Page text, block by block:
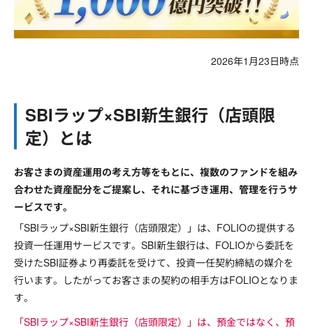
2026年1月23日時点
SBIラップ×SBI新生銀行（店頭限
定）とは
お客さまの資産運用の考え方等をもとに、複数のファンドを組み
合わせた資産配分をご提案し、それに基づき運用、管理を行うサ
ービスです。
「SBIラップ×SBI新生銀行（店頭限定）」は、FOLIOの提供する
投資一任運用サービスです。SBI新生銀行は、FOLIOから委託を
受けたSBI証券より再委託を受けて、投資一任契約締結の媒介を
行います。したがってお客さまの契約の相手方はFOLIOとなりま
す。
「SBIラップ×SBI新生銀行（店頭限定）」は、預金ではなく、預